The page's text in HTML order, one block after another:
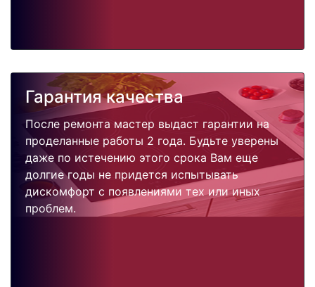
Гарантия качества
После ремонта мастер выдаст гарантии на
проделанные работы 2 года. Будьте уверены
даже по истечению этого срока Вам еще
долгие годы не придется испытывать
дискомфорт с появлениями тех или иных
проблем.